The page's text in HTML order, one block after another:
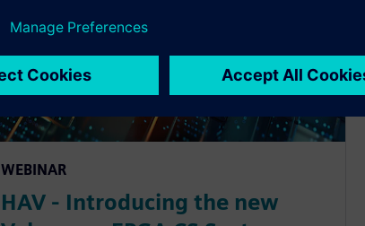
WEBINAR
HAV - Introducing the new